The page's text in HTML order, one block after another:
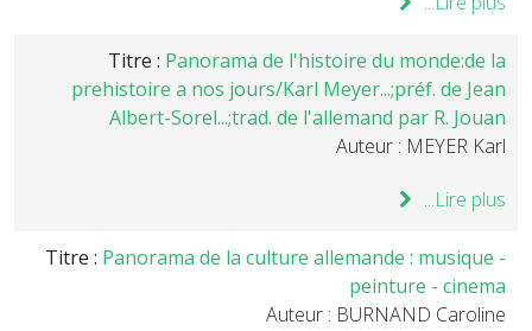
Titre : Panorama de l'histoire du monde:de la
prehistoire a nos jours/Karl Meyer...;préf. de Jean
Albert-Sorel...;trad. de l'allemand par R. Jouan
Auteur : MEYER Karl
Lire plus...
Titre : Panorama de la culture allemande : musique -
peinture - cinema
Auteur : BURNAND Caroline